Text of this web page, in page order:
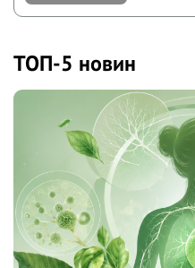
ТОП-5 новин